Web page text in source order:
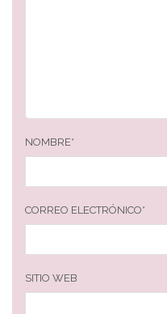
NOMBRE*
CORREO ELECTRÓNICO*
SITIO WEB